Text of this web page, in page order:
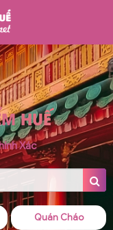
HUẾ
Xác
Quán Cháo